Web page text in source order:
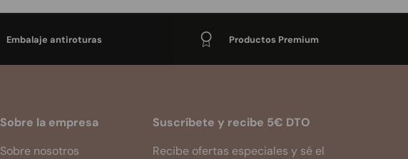
Embalaje antiroturas Productos Premium
Sobre la empresa
Sobre nosotros
Suscríbete y recibe 5€ DTO
Recibe ofertas especiales y sé el